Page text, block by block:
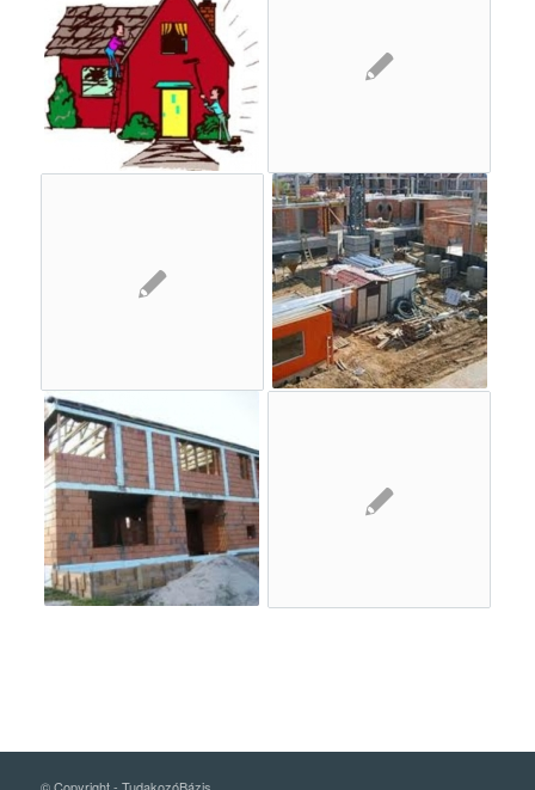
© Copyright - TudakozóBázis